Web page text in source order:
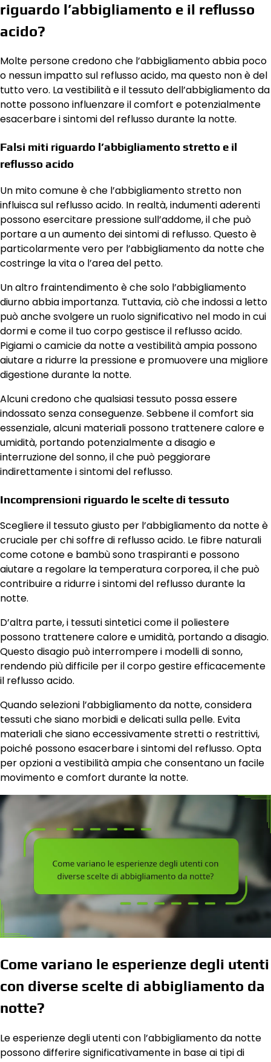
riguardo l’abbigliamento e il reflusso
acido?
Molte persone credono che l’abbigliamento abbia poco
o nessun impatto sul reflusso acido, ma questo non è del
tutto vero. La vestibilità e il tessuto dell’abbigliamento da
notte possono influenzare il comfort e potenzialmente
esacerbare i sintomi del reflusso durante la notte.
Falsi miti riguardo l’abbigliamento stretto e il
reflusso acido
Un mito comune è che l’abbigliamento stretto non
influisca sul reflusso acido. In realtà, indumenti aderenti
possono esercitare pressione sull’addome, il che può
portare a un aumento dei sintomi di reflusso. Questo è
particolarmente vero per l’abbigliamento da notte che
costringe la vita o l’area del petto.
Un altro fraintendimento è che solo l’abbigliamento
diurno abbia importanza. Tuttavia, ciò che indossi a letto
può anche svolgere un ruolo significativo nel modo in cui
dormi e come il tuo corpo gestisce il reflusso acido.
Pigiami o camicie da notte a vestibilità ampia possono
aiutare a ridurre la pressione e promuovere una migliore
digestione durante la notte.
Alcuni credono che qualsiasi tessuto possa essere
indossato senza conseguenze. Sebbene il comfort sia
essenziale, alcuni materiali possono trattenere calore e
umidità, portando potenzialmente a disagio e
interruzione del sonno, il che può peggiorare
indirettamente i sintomi del reflusso.
Incomprensioni riguardo le scelte di tessuto
Scegliere il tessuto giusto per l’abbigliamento da notte è
cruciale per chi soffre di reflusso acido. Le fibre naturali
come cotone e bambù sono traspiranti e possono
aiutare a regolare la temperatura corporea, il che può
contribuire a ridurre i sintomi del reflusso durante la
notte.
D’altra parte, i tessuti sintetici come il poliestere
possono trattenere calore e umidità, portando a disagio.
Questo disagio può interrompere i modelli di sonno,
rendendo più difficile per il corpo gestire efficacemente
il reflusso acido.
Quando selezioni l’abbigliamento da notte, considera
tessuti che siano morbidi e delicati sulla pelle. Evita
materiali che siano eccessivamente stretti o restrittivi,
poiché possono esacerbare i sintomi del reflusso. Opta
per opzioni a vestibilità ampia che consentano un facile
movimento e comfort durante la notte.
Come variano le esperienze degli utenti
con diverse scelte di abbigliamento da
notte?
Le esperienze degli utenti con l’abbigliamento da notte
possono differire significativamente in base ai tipi di